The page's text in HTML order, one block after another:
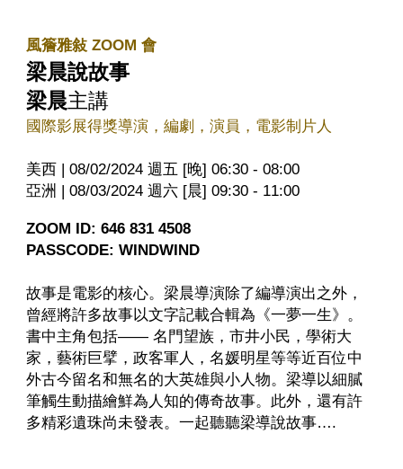
風簷雅敍 ZOOM 會
梁晨說故事
梁晨主講
國際影展得獎導演，編劇，演員，電影制片人
美西 | 08/02/2024 週五 [晚] 06:30 - 08:00
亞洲 | 08/03/2024 週六 [晨] 09:30 - 11:00
ZOOM ID: 646 831 4508
PASSCODE: WINDWIND
故事是電影的核心。梁晨導演除了編導演出之外，
曾經將許多故事以文字記載合輯為《一夢一生》。
書中主角包括—— 名門望族，市井小民，學術大
家，藝術巨擘，政客軍人，名媛明星等等近百位中
外古今留名和無名的大英雄與小人物。梁導以細膩
筆觸生動描繪鮮為人知的傳奇故事。此外，還有許
多精彩遺珠尚未發表。一起聽聽梁導說故事….